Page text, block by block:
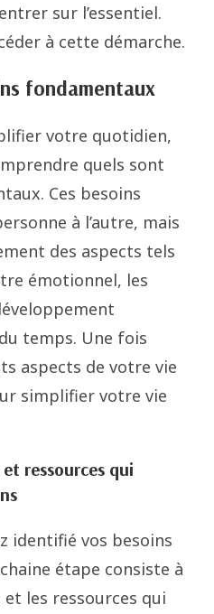
sur l’essentiel.
à cette démarche.
fondamentaux
votre quotidien,
quels sont
Ces besoins
à l’autre, mais
des aspects tels
émotionnel, les
temps. Une fois
aspects de votre vie
simplifier votre vie
ressources qui
identifié vos besoins
étape consiste à
les ressources qui